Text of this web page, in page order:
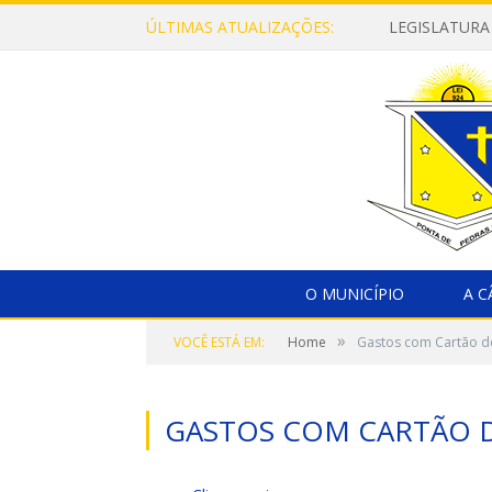
ÚLTIMAS ATUALIZAÇÕES:
O MUNICÍPIO A
VOCÊ ESTÁ EM: Home » Gastos com Cartão
GASTOS COM CARTÃO